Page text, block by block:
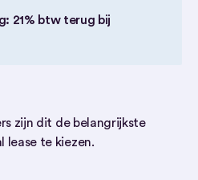
21% btw terug bij
zijn dit de belangrijkste
lease te kiezen.